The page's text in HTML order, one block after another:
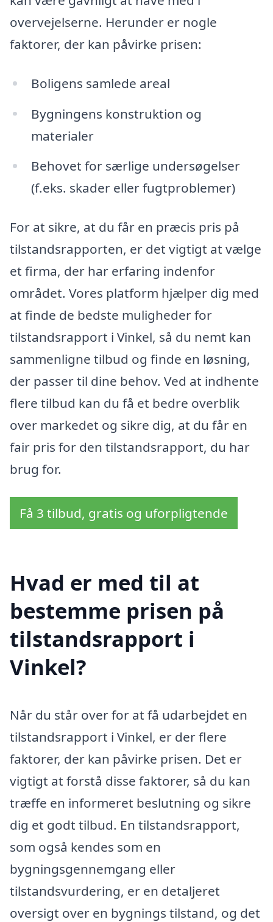
overvejelserne. Herunder er nogle
faktorer, der kan påvirke prisen:
Boligens samlede areal
Bygningens konstruktion og
materialer
Behovet for særlige undersøgelser
(f.eks. skader eller fugtproblemer)
For at sikre, at du får en præcis pris på
tilstandsrapporten, er det vigtigt at vælge
et firma, der har erfaring indenfor
området. Vores platform hjælper dig med
at finde de bedste muligheder for
tilstandsrapport i Vinkel, så du nemt kan
sammenligne tilbud og finde en løsning,
der passer til dine behov. Ved at indhente
flere tilbud kan du få et bedre overblik
over markedet og sikre dig, at du får en
fair pris for den tilstandsrapport, du har
brug for.
Få 3 tilbud, gratis og uforpligtende
Hvad er med til at
bestemme prisen på
tilstandsrapport i
Vinkel?
Når du står over for at få udarbejdet en
tilstandsrapport i Vinkel, er der flere
faktorer, der kan påvirke prisen. Det er
vigtigt at forstå disse faktorer, så du kan
træffe en informeret beslutning og sikre
dig et godt tilbud. En tilstandsrapport,
som også kendes som en
bygningsgennemgang eller
tilstandsvurdering, er en detaljeret
oversigt over en bygnings tilstand, og det